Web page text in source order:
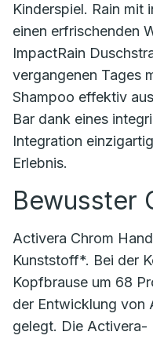
Kinderspiel. Rain
einen erfrischenden
ImpactRain
vergangenen Tages
Shampoo effektiv
Bar dank eines
Integration
Erlebnis.
Bewusster
Activera Chrom
Kunststoff*. Bei der
Kopfbrause um 68
der Entwicklung von
gelegt. Die Activera-